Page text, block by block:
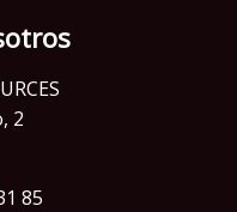
2
85